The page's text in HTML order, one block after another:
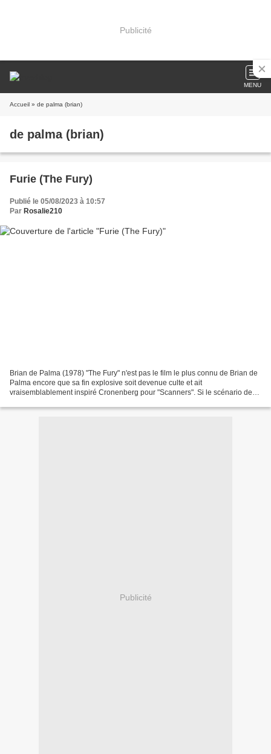
Publicité
MENU
Accueil » de palma (brian)
de palma (brian)
Furie (The Fury)
Publié le 05/08/2023 à 10:57
Par Rosalie210
Brian de Palma (1978) "The Fury" n'est pas le film le plus connu de Brian de
Palma encore que sa fin explosive soit devenue culte et ait
vraisemblablement inspiré Cronenberg pour "Scanners". Si le scénario de
Publicité